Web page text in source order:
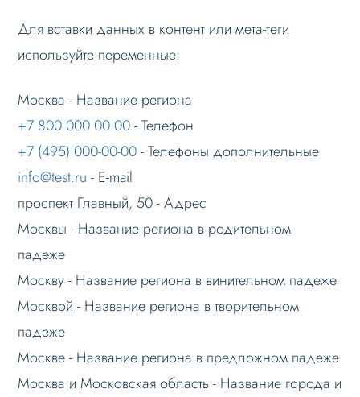
Дизайн
Оформление контента
Слайдер
Мультирегиональность
Возможности
Настройка решения
Настройка на хостинге
Режимы работы
Основные теги
Настройка данных
Настройка robots.txt
Решение проблем
Для вставки данных в контент или мета-теги
используйте переменные:
Москва - Название региона
+7 800 000 00 00- Телефон
+7 (495) 000-00-00- Телефоны дополнительные
info@test.ru - E-mail
проспект Главный, 50 - Адрес
Москвы - Название региона в родительном
падеже
Москву - Название региона в винительном падеже
Москвой - Название региона в творительном
падеже
Москве - Название региона в предложном падеже
Москва и Московская область - Название города и